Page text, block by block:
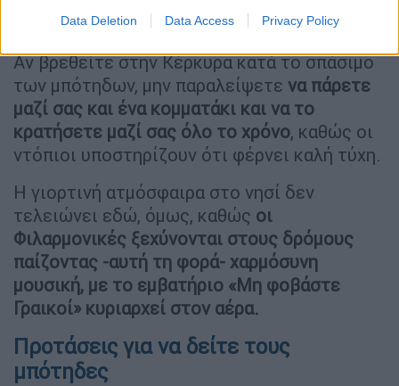
Data Deletion Data Access Privacy Policy
θρησκείες.
Αν βρεθείτε στην Κέρκυρα κατά το σπάσιμο
των μπότηδων, μην παραλείψετε να πάρετε
μαζί σας και ένα κομματάκι και να το
κρατήσετε μαζί σας όλο το χρόνο, καθώς οι
ντόπιοι υποστηρίζουν ότι φέρνει καλή τύχη.
Η γιορτινή ατμόσφαιρα στο νησί δεν
τελειώνει εδώ, όμως, καθώς οι
Φιλαρμονικές ξεχύνονται στους δρόμους
παίζοντας -αυτή τη φορά- χαρμόσυνη
μουσική, με το εμβατήριο «Μη φοβάστε
Γραικοί» κυριαρχεί στον αέρα.
Προτάσεις για να δείτε τους
μπότηδες